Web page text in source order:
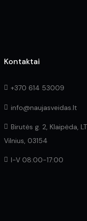
Kontaktai
+370 614 53009
info@naujasveidas.lt
Birutės g. 2, Klaipėda,
Vilnius, 03154
I-V 08:00-17:00